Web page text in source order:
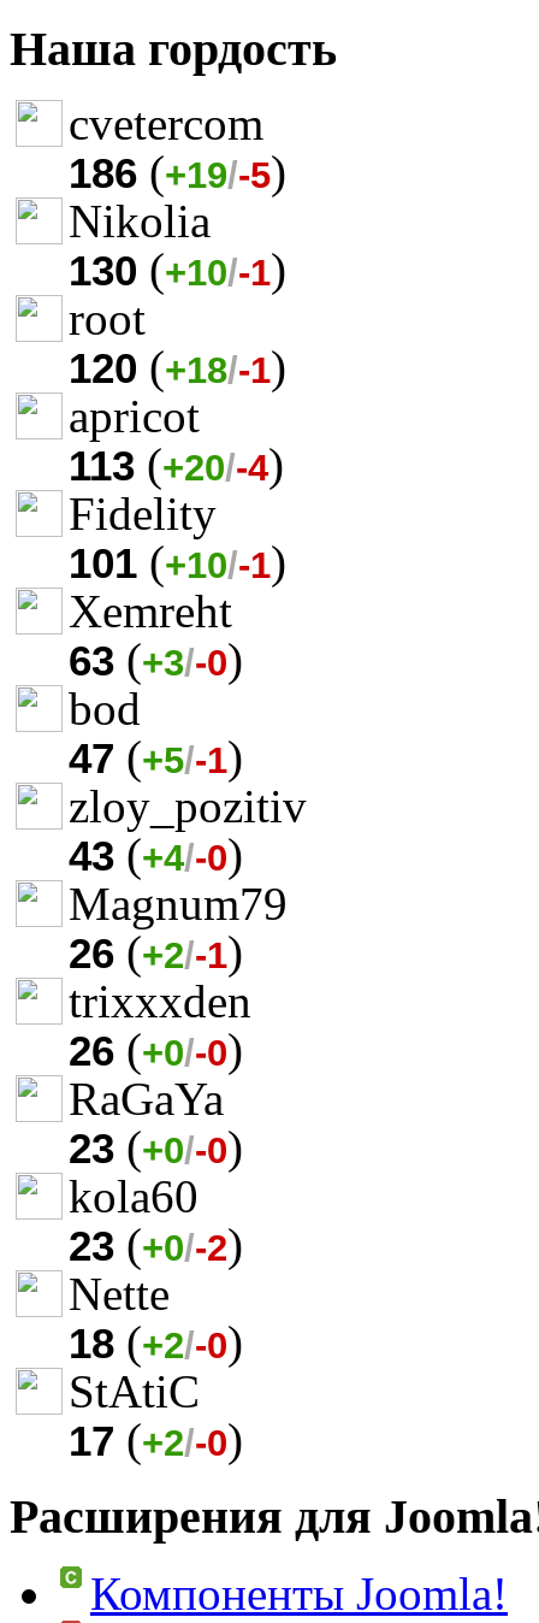
Наша гордость
cvetercom
186 (+19/-5)
Nikolia
130 (+10/-1)
root
120 (+18/-1)
apricot
113 (+20/-4)
Fidelity
101 (+10/-1)
Xemreht
63 (+3/-0)
bod
47 (+5/-1)
zloy_pozitiv
43 (+4/-0)
Magnum79
26 (+2/-1)
trixxxden
26 (+0/-0)
RaGaYa
23 (+0/-0)
kola60
23 (+0/-2)
Nette
18 (+2/-0)
StAtiC
17 (+2/-0)
Расширения для
Компоненты Joomla!